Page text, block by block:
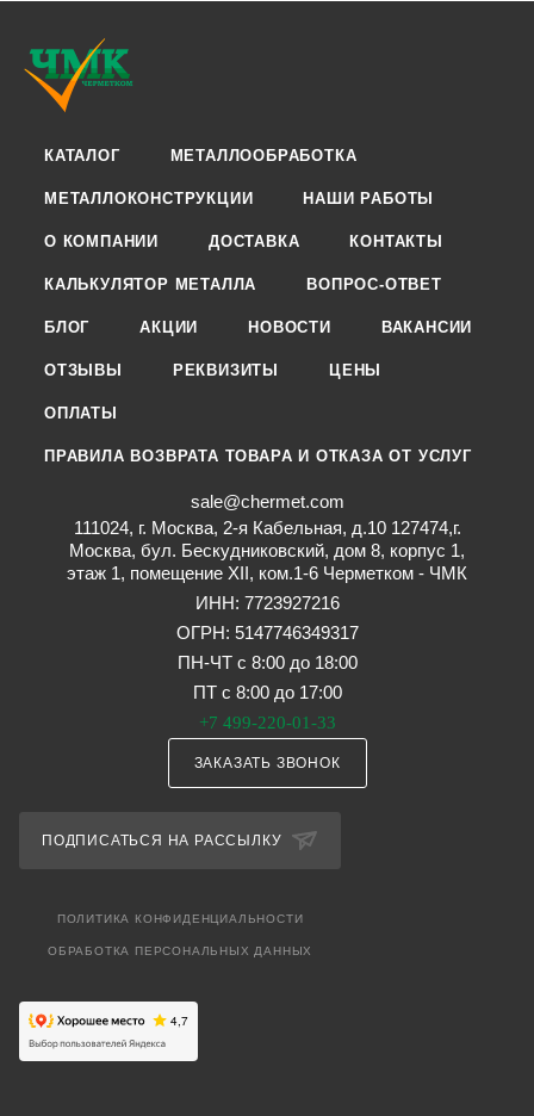
КАТАЛОГ МЕТАЛЛООБРАБОТКА
МЕТАЛЛОКОНСТРУКЦИИ НАШИ РАБОТЫ
О КОМПАНИИ ДОСТАВКА КОНТАКТЫ
КАЛЬКУЛЯТОР МЕТАЛЛА ВОПРОС-ОТВЕТ
БЛОГ АКЦИИ НОВОСТИ ВАКАНСИИ
ОТЗЫВЫ РЕКВИЗИТЫ ЦЕНЫ
ОПЛАТЫ
ПРАВИЛА ВОЗВРАТА ТОВАРА И ОТКАЗА ОТ УСЛУГ
sale@chermet.com
111024, г. Москва, 2-я Кабельная, д.10 127474,г.
Москва, бул. Бескудниковский, дом 8, корпус 1,
этаж 1, помещение XII, ком.1-6 Черметком - ЧМК
ИНН: 7723927216
ОГРН: 5147746349317
ПН-ЧТ с 8:00 до 18:00
ПТ с 8:00 до 17:00
+7 499-220-01-33
ЗАКАЗАТЬ ЗВОНОК
ПОДПИСАТЬСЯ НА РАССЫЛКУ
ПОЛИТИКА КОНФИДЕНЦИАЛЬНОСТИ
ОБРАБОТКА ПЕРСОНАЛЬНЫХ ДАННЫХ